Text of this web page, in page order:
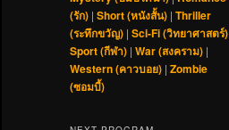
(รัก) | Short (หนังสั้น) | Thriller
(ระทึกขวัญ) | Sci-Fi (วิทยาศาสตร์)
Sport (กีฬา) | War (สงคราม) |
Western (คาวบอย) | Zombie
(ซอมบี้)